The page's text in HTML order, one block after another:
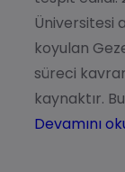
Üniversitesi
koyulan
süreci
kaynaktır.
Devamını